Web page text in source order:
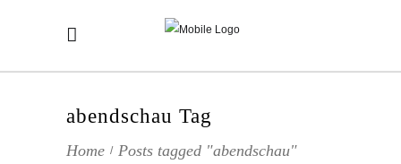
abendschau Tag
Home / Posts tagged "abendschau"